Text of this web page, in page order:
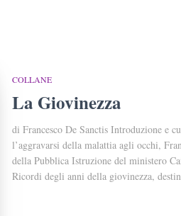
COLLANE
La Giovinezza
di Francesco De Sanctis Introduzione e
l’aggravarsi della malattia agli occhi,
della Pubblica Istruzione del ministero
Ricordi degli anni della giovinezza,